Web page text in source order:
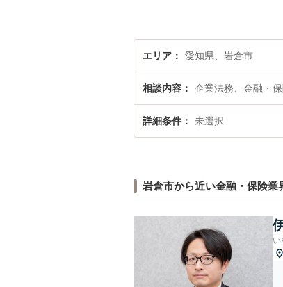
エリア 愛知県、岩倉市
相談内容 企業法務、金融・
詳細条件 未選択
岩倉市から近い金融・保険業
い